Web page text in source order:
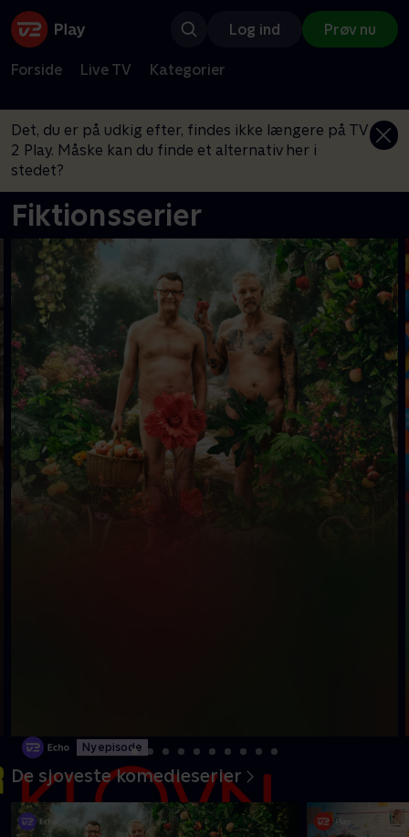
Log ind Prøv nu
Forside Live TV Kategorier
Det, du er på udkig efter, findes ikke længere på TV
2 Play. Måske kan du finde et alternativ her i
stedet?
Fiktionsserier
Ny episode
De sjoveste komedieserier